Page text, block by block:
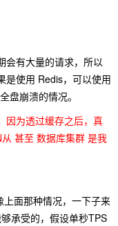
会有大量的请求，所以
是使用 Redis，可以使用
盘崩溃的情况。
因为透过缓存之后，真
甚至 数据库集群 是我
上面那种情况，一下子来
承受的，假设单秒TPS